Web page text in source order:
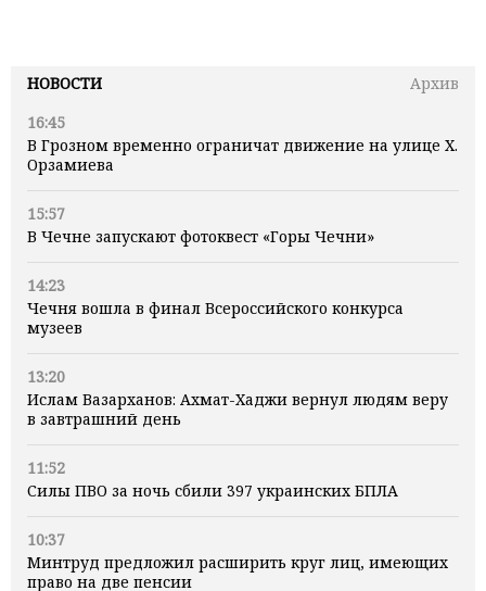
НОВОСТИ
Архив
16:45
В Грозном временно ограничат движение на улице Х.
Орзамиева
15:57
В Чечне запускают фотоквест «Горы Чечни»
14:23
Чечня вошла в финал Всероссийского конкурса
музеев
13:20
Ислам Вазарханов: Ахмат-Хаджи вернул людям веру
в завтрашний день
11:52
Силы ПВО за ночь сбили 397 украинских БПЛА
10:37
Минтруд предложил расширить круг лиц, имеющих
право на две пенсии